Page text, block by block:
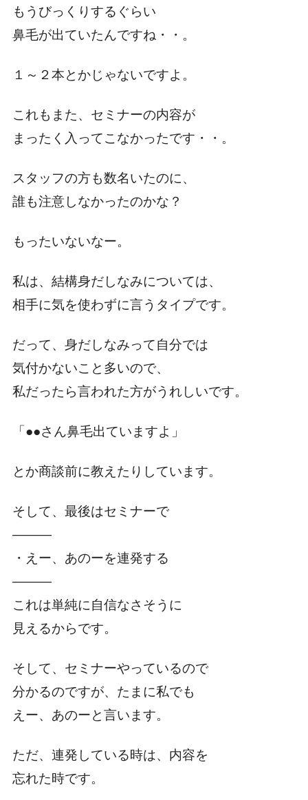
もうびっくりするぐらい
鼻毛が出ていたんですね・・。
１～２本とかじゃないですよ。
これもまた、セミナーの内容が
まったく入ってこなかったです・・。
スタッフの方も数名いたのに、
誰も注意しなかったのかな？
もったいないなー。
私は、結構身だしなみについては、
相手に気を使わずに言うタイプです。
だって、身だしなみって自分では
気付かないこと多いので、
私だったら言われた方がうれしいです。
「●●さん鼻毛出ていますよ」
とか商談前に教えたりしています。
そして、最後はセミナーで
―――
・えー、あのーを連発する
―――
これは単純に自信なさそうに
見えるからです。
そして、セミナーやっているので
分かるのですが、たまに私でも
えー、あのーと言います。
ただ、連発している時は、内容を
忘れた時です。